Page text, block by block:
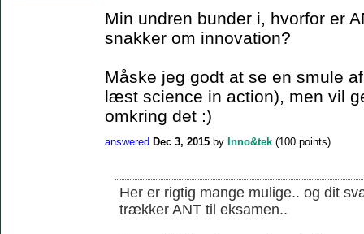
Min undren bunder i, hvorfor er
snakker om innovation?
Måske jeg godt at se en smule
læst science in action), men vil
omkring det :)
answered Dec 3, 2015 by Inno&tek (100 points)
Her er rigtig mange mulige.. og dit
trækker ANT til eksamen..